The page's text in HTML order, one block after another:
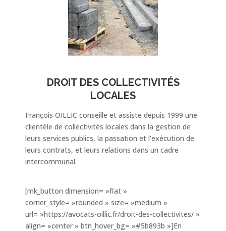
DROIT DES COLLECTIVITÉS
LOCALES
François OILLIC conseille et assiste depuis 1999 une
clientèle de collectivités locales dans la gestion de
leurs services publics, la passation et l’exécution de
leurs contrats, et leurs relations dans un cadre
intercommunal.
[mk_button dimension= »flat »
corner_style= »rounded » size= »medium »
url= »https://avocats-oillic.fr/droit-des-collectivites/ »
align= »center » btn_hover_bg= »#5b893b »]En